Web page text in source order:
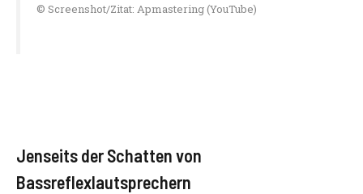
© Screenshot/Zitat: Apmastering (YouTube)
Jenseits der Schatten von
Bassreflexlautsprechern